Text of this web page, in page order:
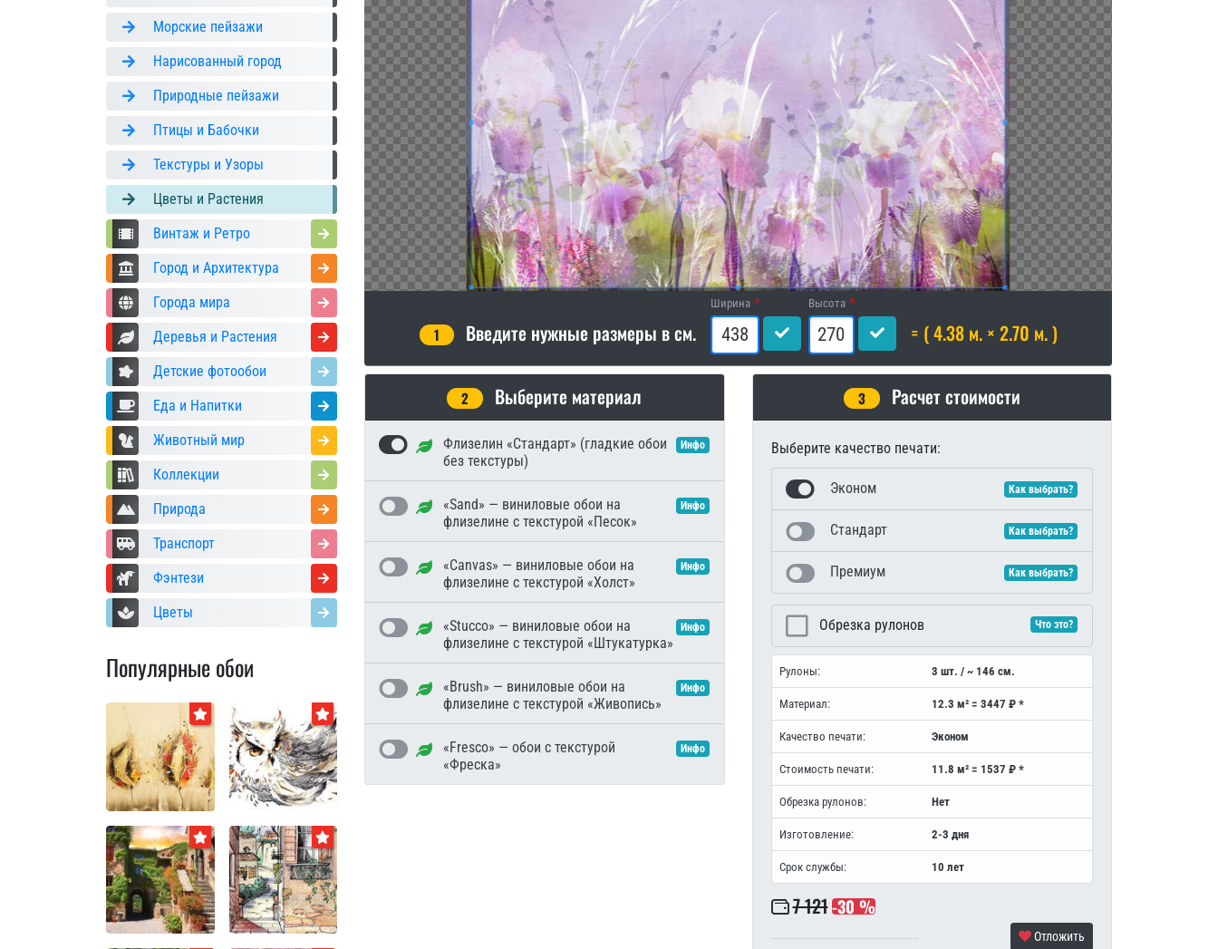
Морские пейзажи
Нарисованный город
Природные пейзажи
Птицы и Бабочки
Текстуры и Узоры
Цветы и Растения
Винтаж и Ретро
Город и Архитектура
Города мира
Деревья и Растения
Детские фотообои
Еда и Напитки
Животный мир
Коллекции
Природа
Транспорт
Фэнтези
Цветы
Популярные обои
1 Введите нужные размеры в см.
Ширина Высота
= ( 4.38 м. × 2.70 м. )
2 Выберите материал
Флизелин «Стандарт» (гладкие обои
без текстуры)
Инфо
«Sand» — виниловые обои на
флизелине с текстурой «Песок»
Инфо
«Canvas» — виниловые обои на
флизелине с текстурой «Холст»
Инфо
«Stucco» — виниловые обои на
флизелине с текстурой «Штукатурка»
Инфо
«Brush» — виниловые обои на
флизелине с текстурой «Живопись»
Инфо
«Fresco» — обои с текстурой
«Фреска»
Инфо
3 Расчет стоимости
Выберите качество печати:
Эконом Как выбрать?
Стандарт Как выбрать?
Премиум Как выбрать?
Обрезка рулонов Что это?
Рулоны: 3 шт. / ~ 146 см.
Материал: 12.3 м² = 3447 ₽ *
Качество печати: Эконом
Стоимость печати: 11.8 м² = 1537 ₽ *
Обрезка рулонов: Нет
Изготовление: 2-3 дня
Срок службы: 10 лет
7 121-30 %
Отложить